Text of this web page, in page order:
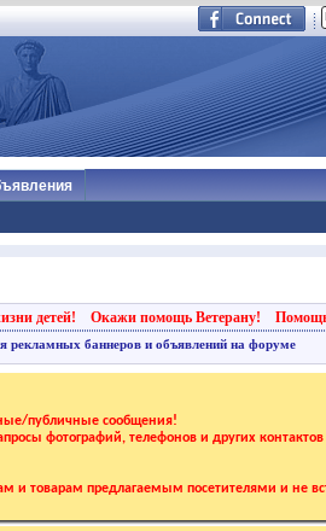
детей! Окажи помощь Ветерану!
рекламных баннеров и объявлений на форуме
публичные сообщения!
фотографий, телефонов и других
и товарам предлагаемым посетителями и не